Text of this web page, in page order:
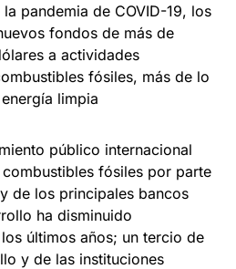
pandemia de COVID-19, los
fondos de más de
a actividades
fósiles, más de lo
limpia
público internacional
fósiles por parte
de los principales bancos
ha disminuido
últimos años; un tercio de
y de las instituciones